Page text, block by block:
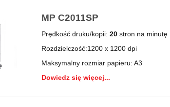
MP C2011SP
Prędkość druku/kopii: 20 stron na minutę
Rozdzielczość:1200 x 1200 dpi
Maksymalny rozmiar papieru: A3
Dowiedz się więcej...